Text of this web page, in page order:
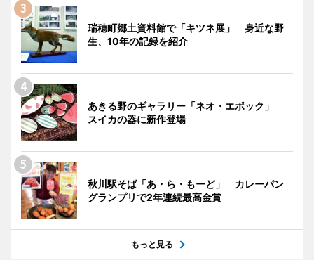
瑞穂町郷土資料館で「キツネ展」 身近な野
生、10年の記録を紹介
あきる野のギャラリー「ネオ・エポック」
スイカの器に新作登場
秋川駅そば「あ・ら・もーど」 カレーパン
グランプリで2年連続最高金賞
もっと見る